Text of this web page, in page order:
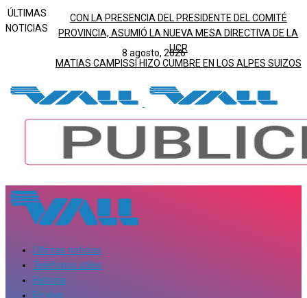
ÚLTIMAS
NOTICIAS
CON LA PRESENCIA DEL PRESIDENTE DEL COMITÉ
PROVINCIA, ASUMIÓ LA NUEVA MESA DIRECTIVA DE LA
UCR
MATIAS CAMPISSI HIZO CUMBRE EN LOS ALPES SUIZOS
8 agosto, 2026
Últimas noticias
Teléfonos útiles
Historia
En vivo